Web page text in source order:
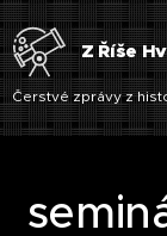
Z Říše
Čerstvé zprávy z